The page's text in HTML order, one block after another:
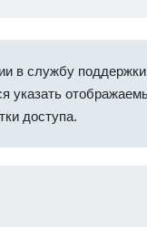
в службу поддержки
указать
доступа.